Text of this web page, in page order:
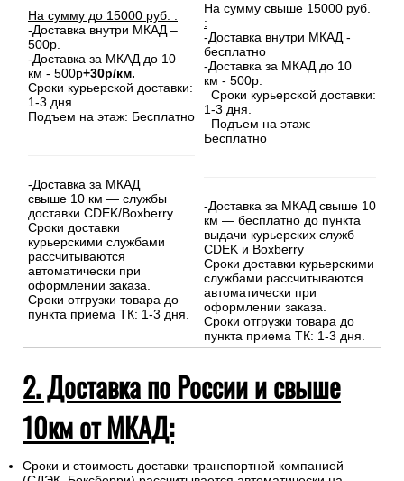
На сумму до 15000 руб. :
-Доставка внутри МКАД –
500р.
-Доставка за МКАД до 10
км - 500р+30р/км.
Сроки курьерской доставки:
1-3 дня.
Подъем на этаж: Бесплатно
-Доставка за МКАД
свыше 10 км — службы
доставки CDEK/Boxberry
Сроки доставки
курьерскими службами
рассчитываются
автоматически при
оформлении заказа.
Сроки отгрузки товара до
пункта приема ТК: 1-3 дня.
На сумму свыше 15000 руб.
:
-Доставка внутри МКАД -
бесплатно
-Доставка за МКАД до 10
км - 500р.
Сроки курьерской доставки:
1-3 дня.
Подъем на этаж:
Бесплатно
-Доставка за МКАД свыше 10
км — бесплатно до пункта
выдачи курьерских служб
CDEK и Boxberry
Сроки доставки курьерскими
службами рассчитываются
автоматически при
оформлении заказа.
Сроки отгрузки товара до
пункта приема ТК: 1-3 дня.
2. Доставка по России и свыше
10км от МКАД:
Сроки и стоимость доставки транспортной компанией